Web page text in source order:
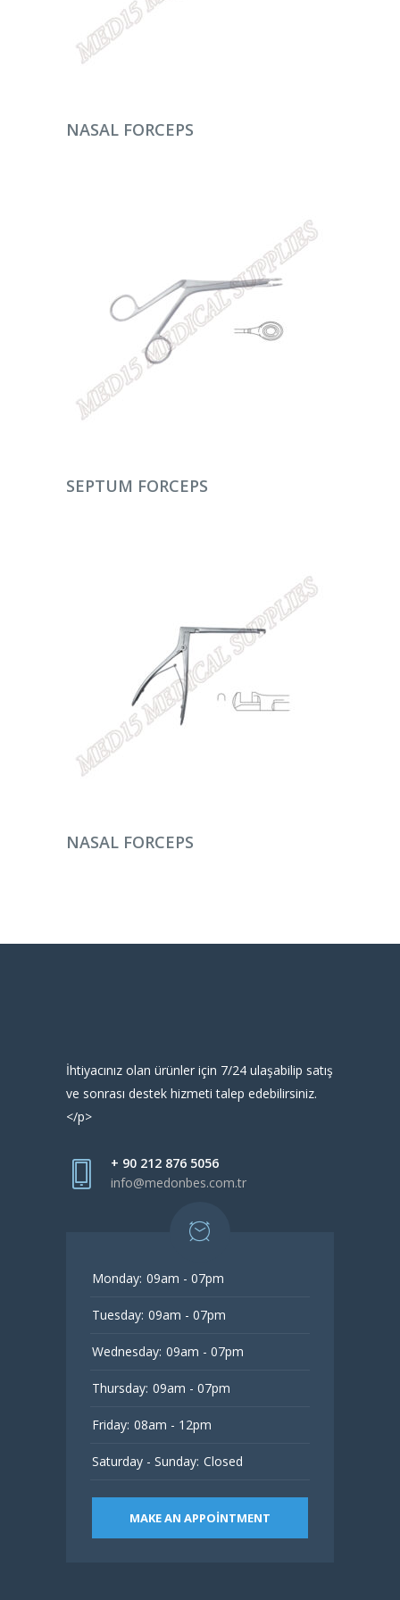
DEVAMINI OKU
NASAL FORCEPS
DEVAMINI OKU
SEPTUM FORCEPS
DEVAMINI OKU
NASAL FORCEPS
İhtiyacınız olan ürünler için 7/24 ulaşabilip satış
ve sonrası destek hizmeti talep edebilirsiniz.
</p>
+ 90 212 876 5056
info@medonbes.com.tr
Monday: 09am - 07pm
Tuesday: 09am - 07pm
Wednesday: 09am - 07pm
Thursday: 09am - 07pm
Friday: 08am - 12pm
Saturday - Sunday: Closed
MAKE AN APPOINTMENT